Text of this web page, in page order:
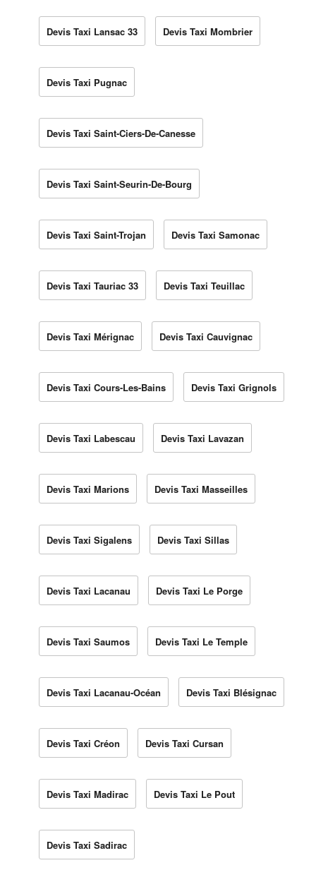
Devis Taxi Lansac 33 Devis Taxi Mombrier
Devis Taxi Pugnac
Devis Taxi Saint-Ciers-De-Canesse
Devis Taxi Saint-Seurin-De-Bourg
Devis Taxi Saint-Trojan Devis Taxi Samonac
Devis Taxi Tauriac 33 Devis Taxi Teuillac
Devis Taxi Mérignac Devis Taxi Cauvignac
Devis Taxi Cours-Les-Bains Devis Taxi Grignols
Devis Taxi Labescau Devis Taxi Lavazan
Devis Taxi Marions Devis Taxi Masseilles
Devis Taxi Sigalens Devis Taxi Sillas
Devis Taxi Lacanau Devis Taxi Le Porge
Devis Taxi Saumos Devis Taxi Le Temple
Devis Taxi Lacanau-Océan Devis Taxi Blésignac
Devis Taxi Créon Devis Taxi Cursan
Devis Taxi Madirac Devis Taxi Le Pout
Devis Taxi Sadirac